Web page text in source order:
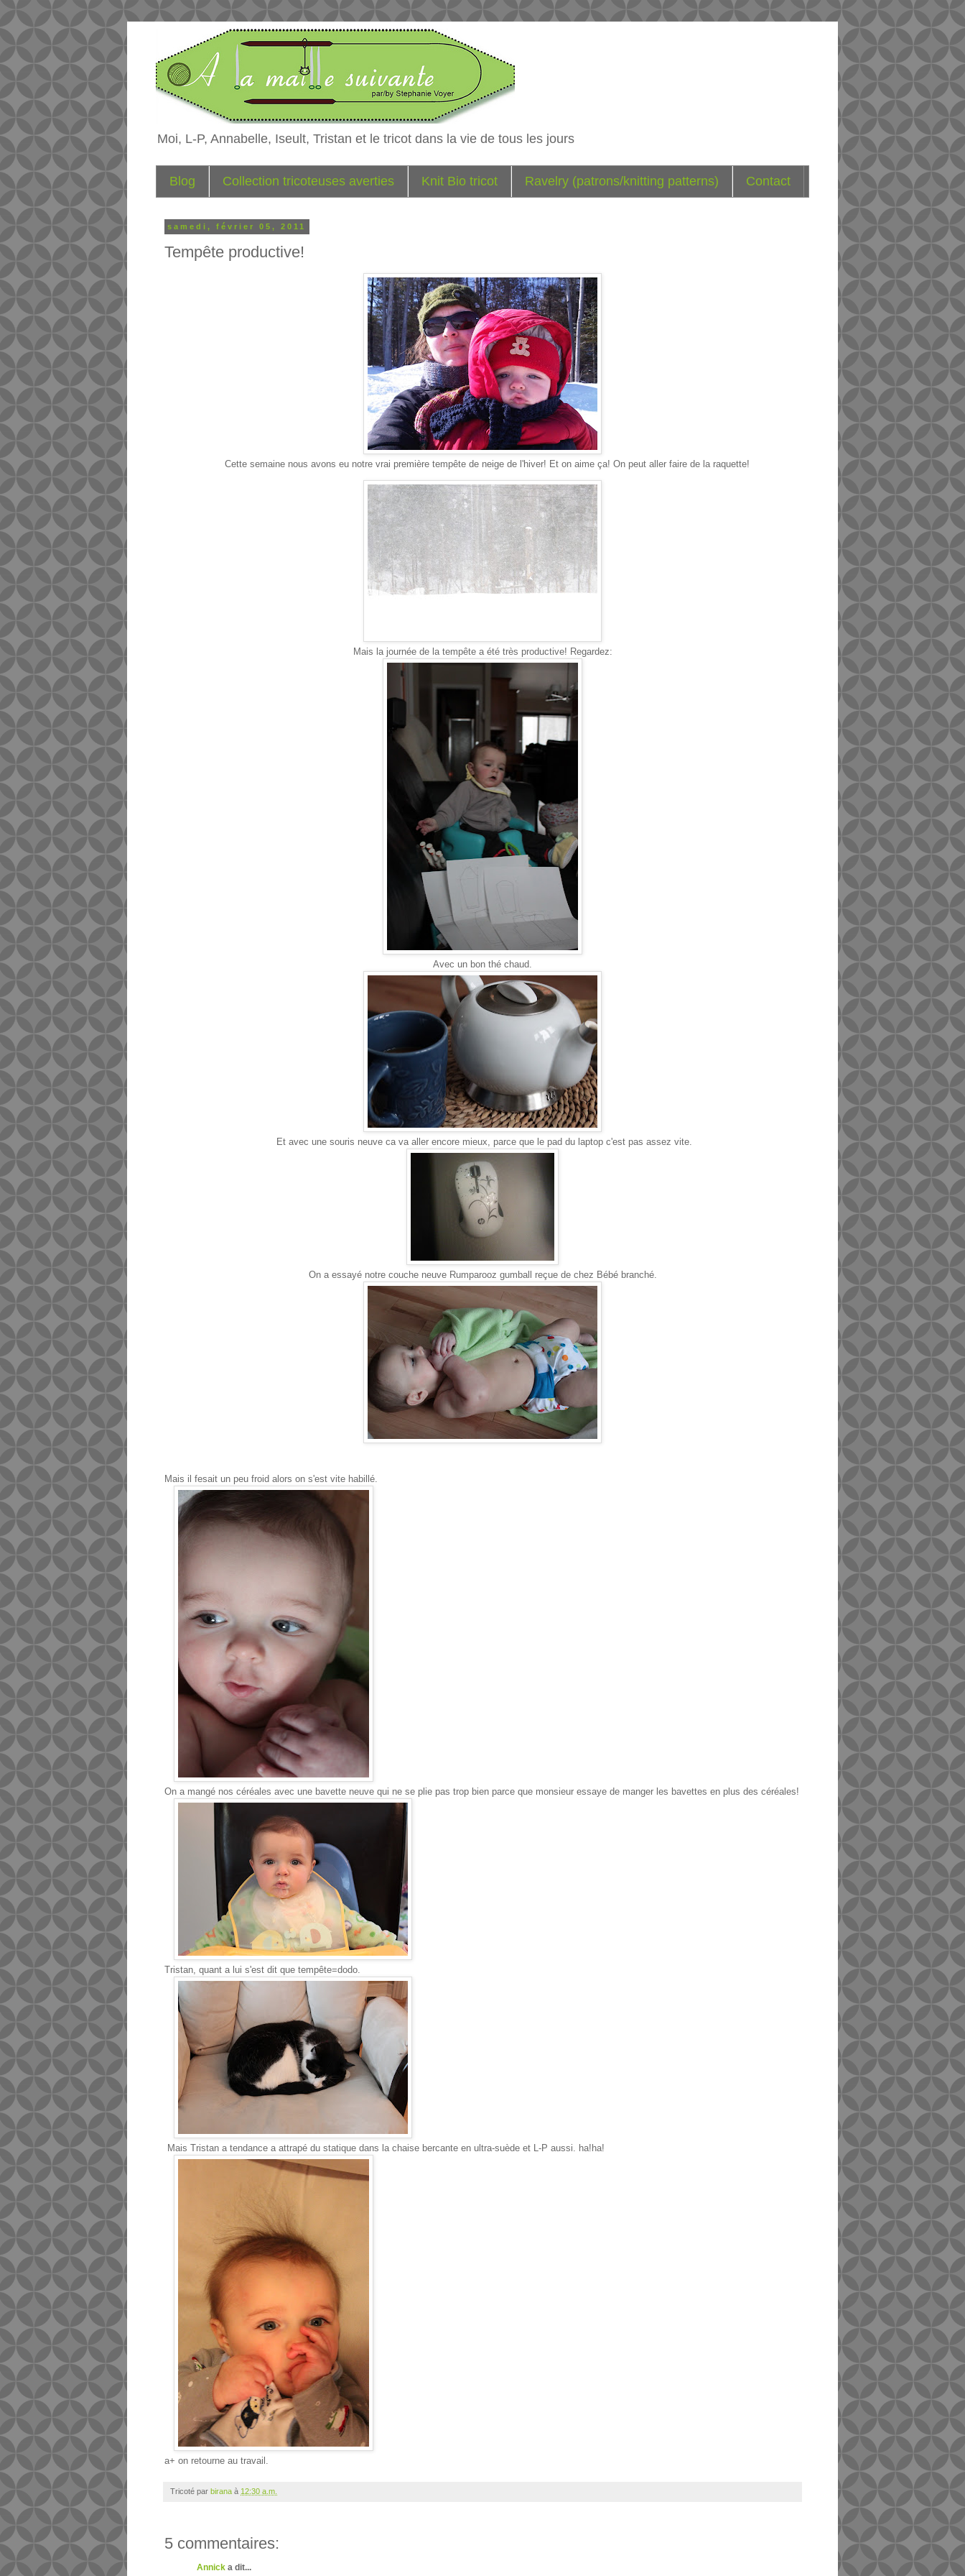
Moi, L-P, Annabelle, Iseult, Tristan et le tricot dans la vie de tous les jours
Blog Collection tricoteuses averties Knit Bio tricot Ravelry (patrons/knitting patterns) Contact
samedi, février 05, 2011
Tempête productive!
Cette semaine nous avons eu notre vrai première tempête de neige de l'hiver! Et on aime ça! On peut aller faire de la raquette!
Mais la journée de la tempête a été très productive! Regardez:
Avec un bon thé chaud.
Et avec une souris neuve ca va aller encore mieux, parce que le pad du laptop c'est pas assez vite.
On a essayé notre couche neuve Rumparooz gumball reçue de chez Bébé branché.
Mais il fesait un peu froid alors on s'est vite habillé.
On a mangé nos céréales avec une bavette neuve qui ne se plie pas trop bien parce que monsieur essaye de manger les bavettes en plus des céréales!
Tristan, quant a lui s'est dit que tempête=dodo.
Mais Tristan a tendance a attrapé du statique dans la chaise bercante en ultra-suède et L-P aussi. ha!ha!
a+ on retourne au travail.
Tricoté par birana à 12:30 a.m.
5 commentaires:
Annick a dit...